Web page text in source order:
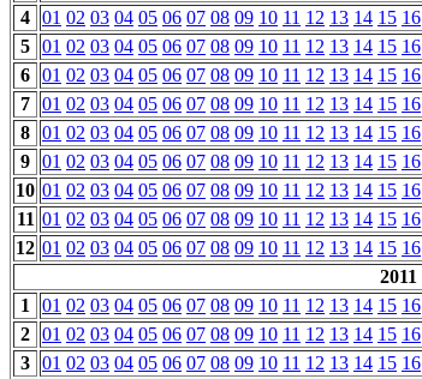
4 01 02 03 04 05 06 07 08 09 10 11 12 13 14 15 16
5 01 02 03 04 05 06 07 08 09 10 11 12 13 14 15 16
6 01 02 03 04 05 06 07 08 09 10 11 12 13 14 15 16
7 01 02 03 04 05 06 07 08 09 10 11 12 13 14 15 16
8 01 02 03 04 05 06 07 08 09 10 11 12 13 14 15 16
9 01 02 03 04 05 06 07 08 09 10 11 12 13 14 15 16
10 01 02 03 04 05 06 07 08 09 10 11 12 13 14 15 16
11 01 02 03 04 05 06 07 08 09 10 11 12 13 14 15 16
12 01 02 03 04 05 06 07 08 09 10 11 12 13 14 15 16
2011
1
01 02 03 04 05 06 07 08 09 10 11 12 13 14 15 16
2 01 02 03 04 05 06 07 08 09 10 11 12 13 14 15 16
3 01 02 03 04 05 06 07 08 09 10 11 12 13 14 15 16